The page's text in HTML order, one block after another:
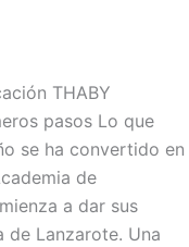
THABY
pasos Lo que
se ha convertido en
de
a dar sus
de Lanzarote. Una